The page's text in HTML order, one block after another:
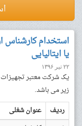
استخدام کارشناس
یا ایتالیایی
۲۲ تیر ۱۳۹۶
یک شرکت معتبر تجهیزات
زیر می باشد.
ردیف
عنوان شغلی